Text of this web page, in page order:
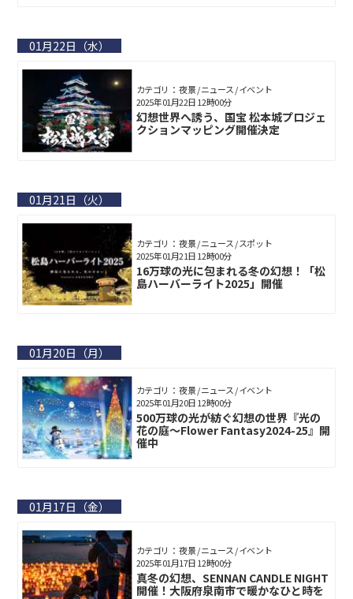
01月22日（水）
カテゴリ： 夜景 / ニュース / イベント
幻想世界へ誘う、国宝 松本城プロジェ
クションマッピング開催決定
2025年01月22日 12時00分
01月21日（火）
カテゴリ： 夜景 / ニュース / スポット
16万球の光に包まれる冬の幻想！「松
島ハーバーライト2025」開催
2025年01月21日 12時00分
01月20日（月）
カテゴリ： 夜景 / ニュース / イベント
500万球の光が紡ぐ幻想の世界『光の
花の庭～Flower Fantasy2024-25』開
催中
2025年01月20日 12時00分
01月17日（金）
カテゴリ： 夜景 / ニュース / イベント
真冬の幻想、SENNAN CANDLE NIGHT
開催！大阪府泉南市で暖かなひと時を
2025年01月17日 12時00分